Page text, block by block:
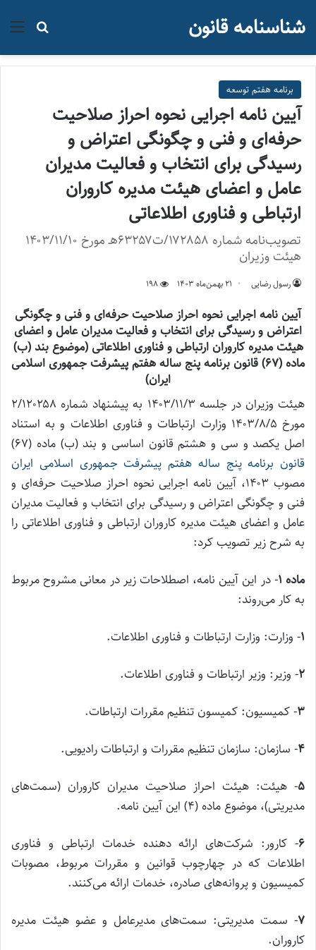
جستجو شناسنامه قانون
برنامه هفتم توسعه
آیین نامه اجرایی نحوه احراز صلاحیت
حرفه‌ای و فنی و چگونگی اعتراض و
رسیدگی برای انتخاب و فعالیت مدیران
عامل و اعضای هیئت مدیره کاروران
ارتباطی و فناوری اطلاعاتی
تصویب‌نامه شماره ۱۷۲۸۵۸/ت۶۳۲۵۷هـ مورخ ۱۴۰۳/۱۱/۱۰
هیئت وزیران
رسول رضایی ۲۱ بهمن‌ماه ۱۴۰۳ 198
آیین نامه اجرایی نحوه احراز صلاحیت حرفه‌ای و فنی و چگونگی
اعتراض و رسیدگی برای انتخاب و فعالیت مدیران عامل و اعضای
هیئت مدیره کاروران ارتباطی و فناوری اطلاعاتی (موضوع بند (ب)
ماده (۶۷) قانون برنامه پنج ساله هفتم پیشرفت جمهوری اسلامی
ایران)
هیئت وزیران در جلسه ۱۴۰۳/۱۱/۳ به پیشنهاد شماره ۲/۱۲۰۲۵۸
مورخ ۱۴۰۳/۸/۵ وزارت ارتباطات و فناوری اطلاعات و به استناد
اصل یکصد و سی و هشتم قانون اساسی و بند (ب) ماده (۶۷)
قانون برنامه پنج ساله هفتم پیشرفت جمهوری اسلامی ایران
مصوب ۱۴۰۳، آیین نامه اجرایی نحوه احراز صلاحیت حرفه‌ای و
فنی و چگونگی اعتراض و رسیدگی برای انتخاب و فعالیت مدیران
عامل و اعضای هیئت مدیره کاروران ارتباطی و فناوری اطلاعاتی را
به شرح زیر تصویب کرد:
ماده ۱‌- در این آیین نامه، اصطلاحات زیر در معانی مشروح مربوط
به کار می‌روند:
۱‌- وزارت: وزارت ارتباطات و فناوری اطلاعات.
۲‌- وزیر: وزیر ارتباطات و فناوری اطلاعات.
۳‌- کمیسیون: کمیسون تنظیم مقررات ارتباطات.
۴‌- سازمان: سازمان تنظیم مقررات و ارتباطات رادیویی.
۵‌- هیئت: هیئت احراز صلاحیت مدیران کاروران (سمت‌های
مدیریتی)، موضوع ماده (۴) این آیین نامه.
۶‌- کارور: شرکت‌های ارائه دهنده خدمات ارتباطی و فناوری
اطلاعات که در چهارچوب قوانین و مقررات مربوط، مصوبات
کمیسیون و پروانه‌های صادره، خدمات ارائه می‌کنند.
۷‌- سمت مدیریتی: سمت‌های مدیرعامل و عضو هیئت مدیره
کاروران.